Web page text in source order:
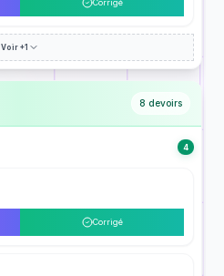
Corrigé
Voir +1
8 devoirs
4
Corrigé